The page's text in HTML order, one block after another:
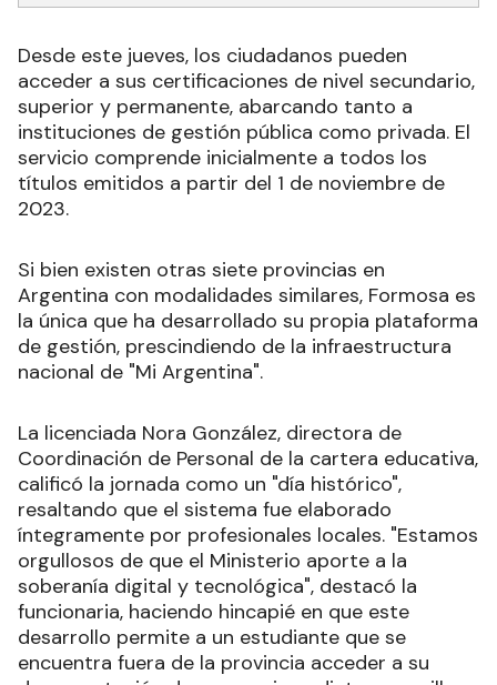
Desde este jueves, los ciudadanos pueden
acceder a sus certificaciones de nivel secundario,
superior y permanente, abarcando tanto a
instituciones de gestión pública como privada. El
servicio comprende inicialmente a todos los
títulos emitidos a partir del 1 de noviembre de
2023.
Si bien existen otras siete provincias en
Argentina con modalidades similares, Formosa es
la única que ha desarrollado su propia plataforma
de gestión, prescindiendo de la infraestructura
nacional de "Mi Argentina".
La licenciada Nora González, directora de
Coordinación de Personal de la cartera educativa,
calificó la jornada como un "día histórico",
resaltando que el sistema fue elaborado
íntegramente por profesionales locales. "Estamos
orgullosos de que el Ministerio aporte a la
soberanía digital y tecnológica", destacó la
funcionaria, haciendo hincapié en que este
desarrollo permite a un estudiante que se
encuentra fuera de la provincia acceder a su